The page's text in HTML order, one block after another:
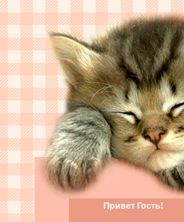
Привет Гость!